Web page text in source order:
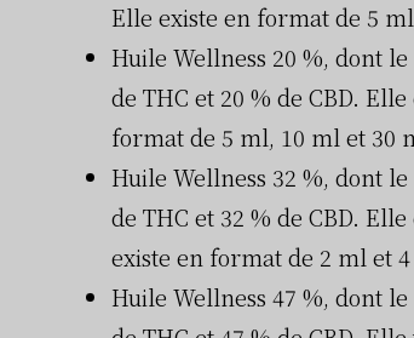
Elle existe en format de 5
Huile Wellness 20 %, dont
de THC et 20 % de CBD.
format de 5 ml, 10 ml et 30
Huile Wellness 32 %, dont
de THC et 32 % de CBD.
existe en format de 2 ml et
Huile Wellness 47 %, dont